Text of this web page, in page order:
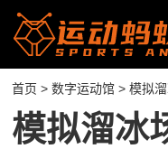
首页 >数字运动馆 > 模拟
模拟溜冰